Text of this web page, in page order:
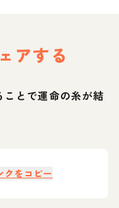
アする
とで運命の糸が結
クをコピー